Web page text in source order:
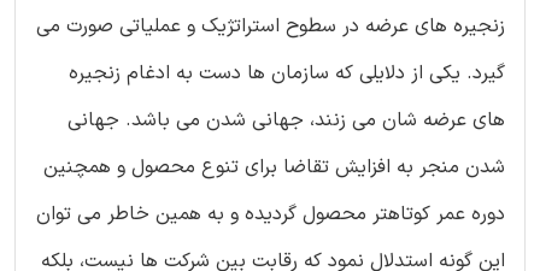
زنجیره های عرضه در سطوح استراتژیک و عملیاتی صورت می
گیرد. یکی از دلایلی که سازمان ها دست به ادغام زنجیره
های عرضه شان می زنند، جهانی شدن می باشد. جهانی
شدن منجر به افزایش تقاضا برای تنوع محصول و همچنین
دوره عمر کوتاهتر محصول گردیده و به همین خاطر می توان
این گونه استدلال نمود که رقابت بین شرکت ها نیست، بلکه